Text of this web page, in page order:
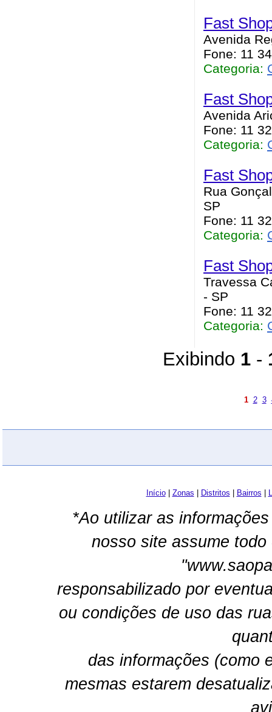
Fast
Avenida
Fone: 11
Categoria:
Fast
Avenida
Fone: 11
Categoria:
Fast
Rua
SP
Fone: 11
Categoria:
Fast
Travessa
- SP
Fone: 11
Categoria:
Exibindo 1-
1 2 3
Início| Zonas Distritos Bairros
*Ao utilizar as
nosso site assume
responsabilizado por
ou condições de uso das
das informações (como
mesmas estarem